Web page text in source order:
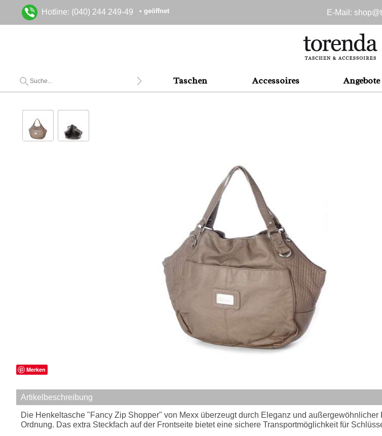
Hotline: (040) 244 249-49 • geöffnet E-Mail: shop@
Taschen Accessoires Angebote
Merken
Artikelbeschreibung
Die Henkeltasche "Fancy Zip Shopper" von Mexx überzeugt durch Eleganz und
Ordnung. Das extra Steckfach auf der Frontseite bietet eine sichere Transportmöglichkeit für